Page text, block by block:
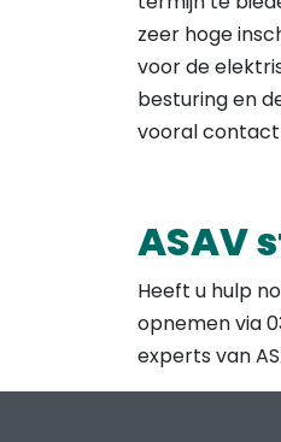
zeer hoge
voor de
besturing en
vooral contact
ASAV
Heeft u hulp
opnemen via
experts van